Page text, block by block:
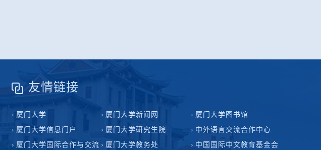
友情链接
厦门大学 厦门大学新闻网
厦门大学图书馆
厦门大学信息门户
厦门大学研究生院
中外语言交流合作中心
厦门大学国际合作与交流
厦门大学教务处 中国国际中文教育基金会